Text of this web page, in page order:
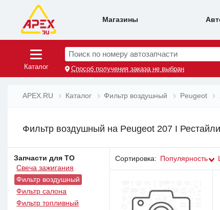
Магазины
Каталог
Поиск по номеру автозапчасти
Способ получения заказа не выбран
APEX.RU Каталог Фильтр воздушный Peugeot
Фильтр воздушный на Peugeot 207 I
Запчасти для ТО
Свеча зажигания
Фильтр воздушный
Фильтр салона
Фильтр топливный
Сортировка: Популярность